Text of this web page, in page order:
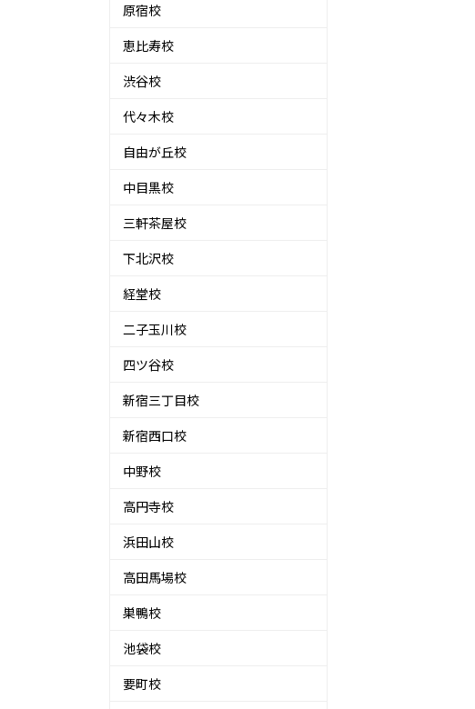
原宿校
恵比寿校
渋谷校
代々木校
自由が丘校
中目黒校
三軒茶屋校
下北沢校
経堂校
二子玉川校
四ツ谷校
新宿三丁目校
新宿西口校
中野校
高円寺校
浜田山校
高田馬場校
巣鴨校
池袋校
要町校